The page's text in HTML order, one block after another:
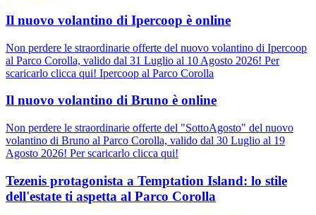
Il nuovo volantino di Ipercoop è online
Non perdere le straordinarie offerte del nuovo volantino di Ipercoop
al Parco Corolla, valido dal 31 Luglio al 10 Agosto 2026! Per
scaricarlo clicca qui! Ipercoop al Parco Corolla
Il nuovo volantino di Bruno è online
Non perdere le straordinarie offerte del "SottoAgosto" del nuovo
volantino di Bruno al Parco Corolla, valido dal 30 Luglio al 19
Agosto 2026! Per scaricarlo clicca qui!
Tezenis protagonista a Temptation Island: lo stile
dell'estate ti aspetta al Parco Corolla